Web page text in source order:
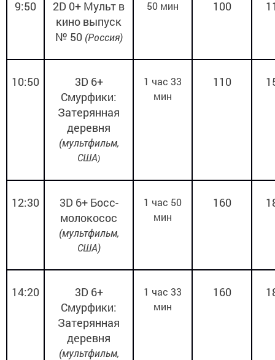
9:50 2D 0+ Мульт в
кино выпуск
№ 50 (Россия)
50 мин 100
10:50 3D 6+
Смурфики:
Затерянная
деревня
(мультфильм,
США)
1 час 33
мин
110
12:30 3D 6+ Босс-
молокосос
(мультфильм,
США)
1 час 50
мин
160
14:20 3D 6+
Смурфики:
Затерянная
деревня
(мультфильм,
1 час 33
мин
160